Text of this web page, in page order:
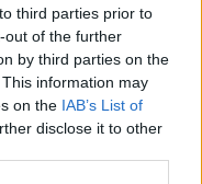
third parties prior to
out of the further
by third parties on the
information may
on the IAB’s List of
disclose it to other
240 εκατ. ευρώ
οδηγήσει σε